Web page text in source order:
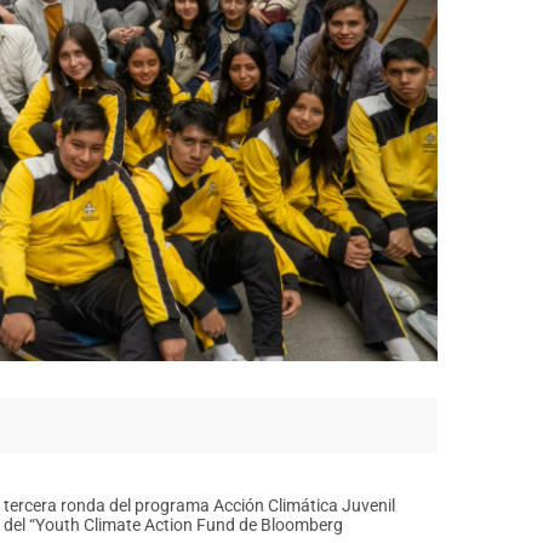
ronda del programa Acción Climática Juvenil
“Youth Climate Action Fund de Bloomberg